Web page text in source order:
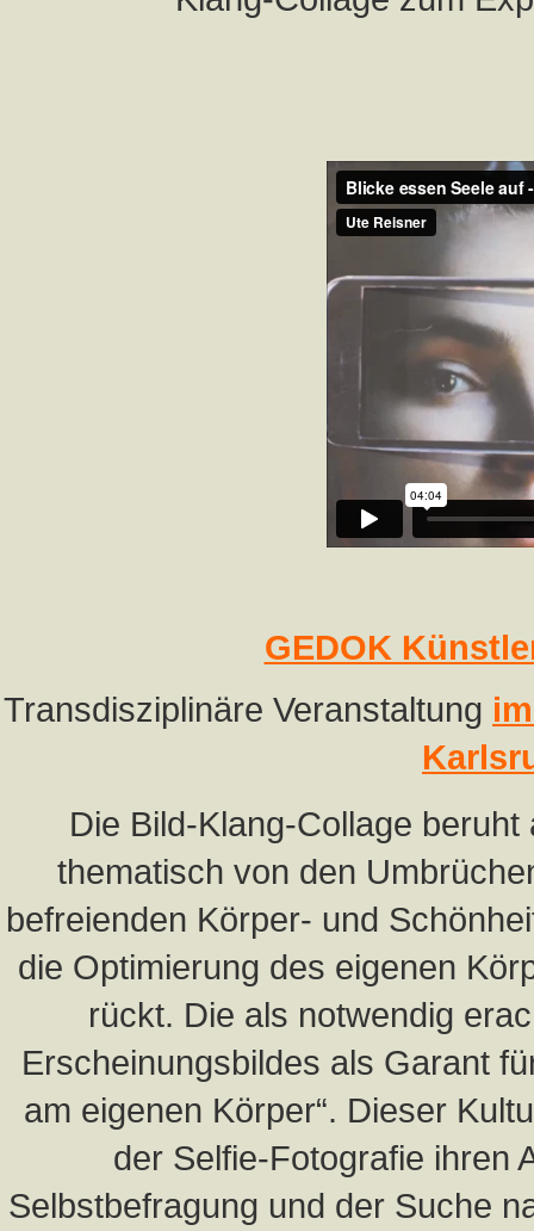
GEDOK
Transdisziplinäre Veranstaltung
Die Bild-Klang-Collage
thematisch von den
befreienden Körper- und
die Optimierung des eigenen
rückt. Die als notwendig
Erscheinungsbildes als Garant
am eigenen Körper“. Dieser
der Selfie-Fotografie ihren
Selbstbefragung und der Suche